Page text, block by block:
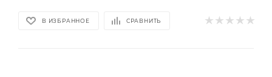
В ИЗБРАННОЕ СРАВНИТЬ